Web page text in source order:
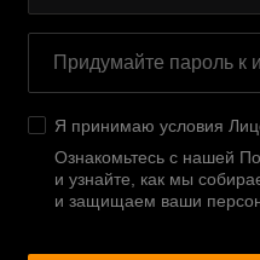
Я принимаю условия
Ознакомьтесь с нашей
и узнайте, как мы
и защищаем ваши